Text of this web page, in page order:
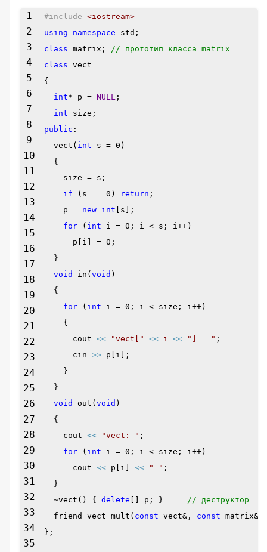
1
2
3
4
5
6
7
8
9
10
11
12
13
14
15
16
17
18
19
20
21
22
23
24
25
26
27
28
29
30
31
32
33
34
35
#include <iostream>
using
namespace std;
class matrix;
// прототип класса matrix
class vect
{
int* p = NULL ;
int size;
public :
vect( int s = 0)
{
size = s;
if (s == 0) return ;
p = new int [s];
for( int i = 0; i < s; i++)
p[i] = 0;
}
void
in( void )
{
for( int i = 0; i < size; i++)
{
cout << "vect[" <<i <<"] = " ;
cin >>p[i];
}
}
void
out( void )
{
cout << "vect: " ;
for( int i = 0; i < size; i++)
cout <<p[i] << " " ;
}
~vect() { delete [] p; }
// деструктор
friend vect mult( const vect&, const
};